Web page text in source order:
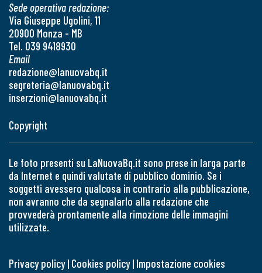
Sede operativa redazione:
Via Giuseppe Ugolini, 11
20900 Monza - MB
Tel. 039 9418930
Email
redazione@lanuovabq.it
segreteria@lanuovabq.it
inserzioni@lanuovabq.it
Copyright
Le foto presenti su LaNuovaBq.it sono prese in larga parte
da Internet e quindi valutate di pubblico dominio. Se i
soggetti avessero qualcosa in contrario alla pubblicazione,
non avranno che da segnalarlo alla redazione che
provvederà prontamente alla rimozione delle immagini
utilizzate.
Privacy policy| Cookies policy| Impostazione cookies